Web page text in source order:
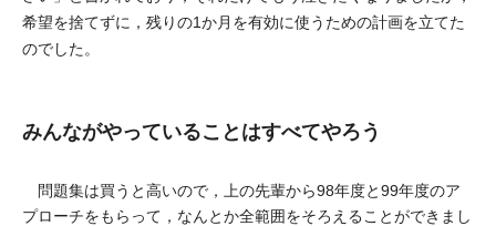
希望を捨てずに，残りの1か月を有効に使うための計画を立てた
のでした。
みんながやっていることはすべてやろう
問題集は買うと高いので，上の先輩から98年度と99年度のア
プローチをもらって，なんとか全範囲をそろえることができまし